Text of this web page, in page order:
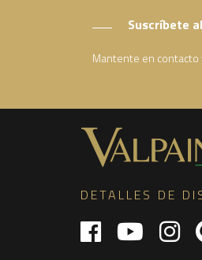
Suscríbete
Mantente en contacto
DETALLES DE